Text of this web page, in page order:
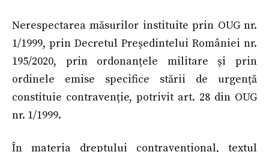
Nerespectarea măsurilor instituite prin OUG nr.
1/1999, prin Decretul Președintelui României nr.
195/2020, prin ordonanțele militare și prin
ordinele emise specifice stării de urgență
constituie contravenție, potrivit art. 28 din OUG
nr. 1/1999.
În materia dreptului contravențional, textul